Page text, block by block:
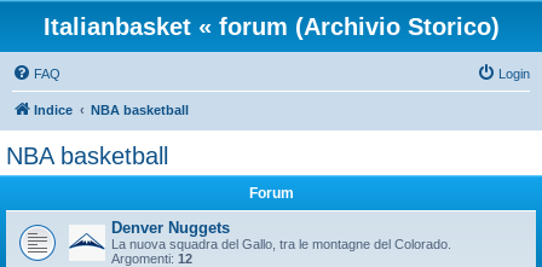
Italianbasket « forum (Archivio Storico)
FAQ Login
Indice NBA basketball
NBA basketball
Forum
Denver Nuggets
La nuova squadra del Gallo, tra le montagne del Colorado.
Argomenti: 12